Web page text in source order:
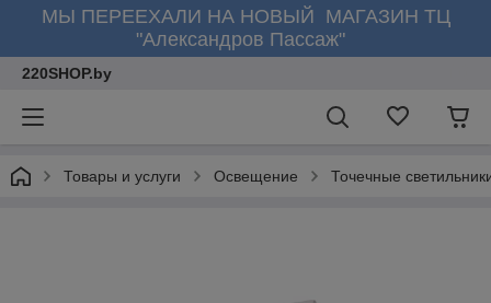
МЫ ПЕРЕЕХАЛИ НА НОВЫЙ МАГАЗИН ТЦ
"Александров Пассаж"
220SHOP.by
Товары и услуги Освещение Точечные